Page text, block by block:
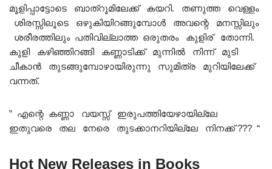
മൂളിപ്പാട്ടോടെ ബാത്‌റൂമിലേക്ക് കയറി. തണുത്ത വെള്ളം
ശിരസ്സിലൂടെ ഒഴുകിയിറങ്ങുമ്പോൾ അവന്റെ മനസ്സിലും
ശരീരത്തിലും പതിവില്ലാത്ത ഒരുതരം കുളിര് തോന്നി.
കുളി കഴിഞ്ഞിറങ്ങി കണ്ണാടിക്ക് മുന്നിൽ നിന്ന് മുടി
ചീകാൻ തുടങ്ങുമ്പോഴായിരുന്നു സുമിത്ര മുറിയിലേക്ക്
വന്നത്.
” എന്റെ കണ്ണാ വയസ്സ് ഇരുപത്തിയേഴായില്ലേ
ഇതുവരെ തല നേരെ തുടക്കാനറിയില്ലേ നിനക്ക് ??? “
Hot New Releases in Books